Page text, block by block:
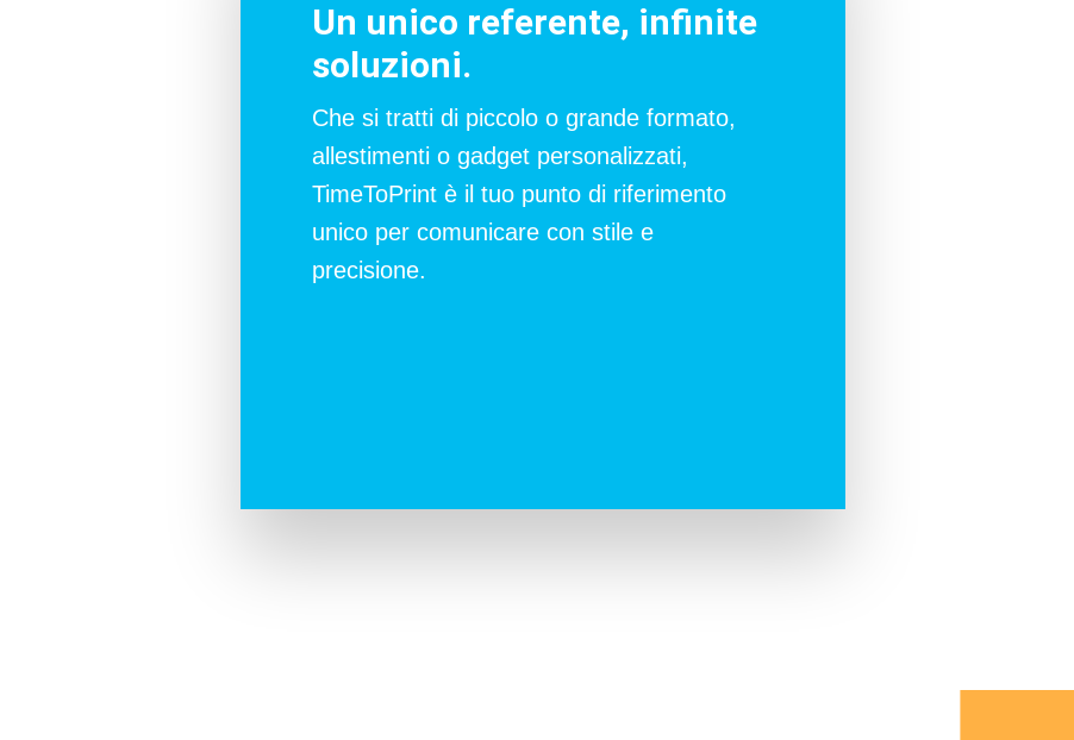
Un unico referente, infinite
soluzioni.
Che si tratti di piccolo o grande formato,
allestimenti o gadget personalizzati,
TimeToPrint è il tuo punto di riferimento
unico per comunicare con stile e
precisione.